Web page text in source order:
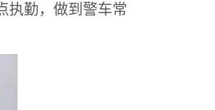
执勤，做到警车常